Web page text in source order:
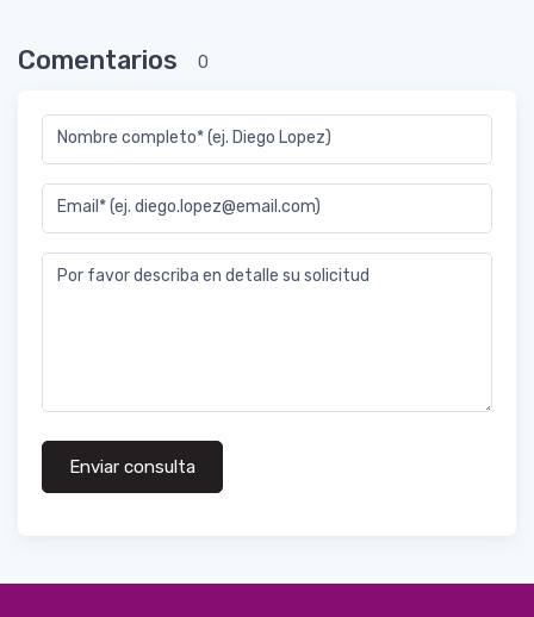
Comentarios 0
Nombre completo* (ej. Diego Lopez)
Email* (ej. diego.lopez@email.com)
Por favor describa en detalle su solicitud
Enviar consulta